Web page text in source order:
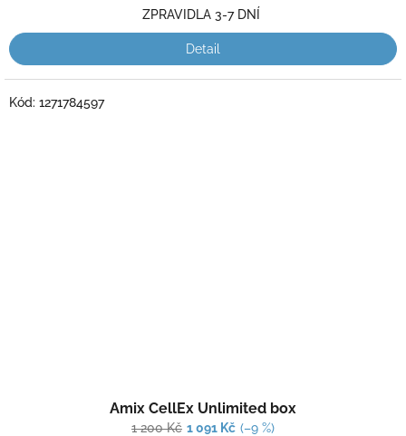
hvězdiček.
ZPRAVIDLA 3-7 DNÍ
Detail
hodnocení
produktu
Amix CellEx Unlimited box
1 200 Kč 1 091 Kč (–9 %)
Kód: 1271784597